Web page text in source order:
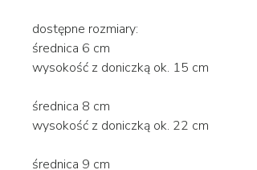
dostępne rozmiary:
średnica 6 cm
wysokość z doniczką ok. 15 cm
średnica 8 cm
wysokość z doniczką ok. 22 cm
średnica 9 cm